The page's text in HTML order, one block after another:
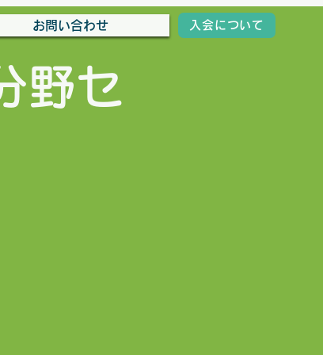
お問い合わせ 入会について
野セ